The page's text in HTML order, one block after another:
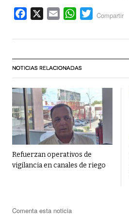
Facebook Email WhatsApp
Twitter
Compartir
NOTICIAS RELACIONADAS
Refuerzan operativos de
vigilancia en canales de riego
Comenta esta noticia